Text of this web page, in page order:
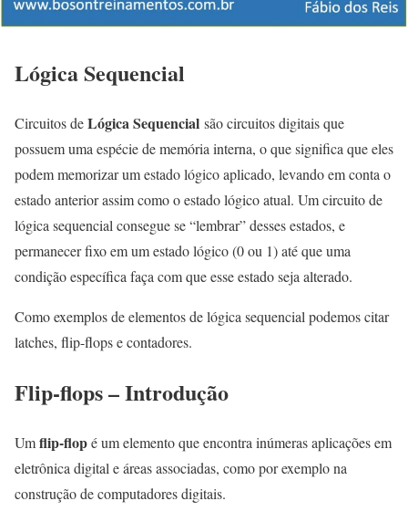
Lógica Sequencial
Circuitos deLógica Sequencial são circuitos digitais que
possuem uma espécie de memória interna, o que significa que eles
podem memorizar um estado lógico aplicado, levando em conta o
estado anterior assim como o estado lógico atual. Um circuito de
lógica sequencial consegue se “lembrar” desses estados, e
permanecer fixo em um estado lógico (0 ou 1) até que uma
condição específica faça com que esse estado seja alterado.
Como exemplos de elementos de lógica sequencial podemos citar
latches, flip-flops e contadores.
Flip-flops – Introdução
Umflip-flopé um elemento que encontra inúmeras aplicações em
eletrônica digital e áreas associadas, como por exemplo na
construção de computadores digitais.